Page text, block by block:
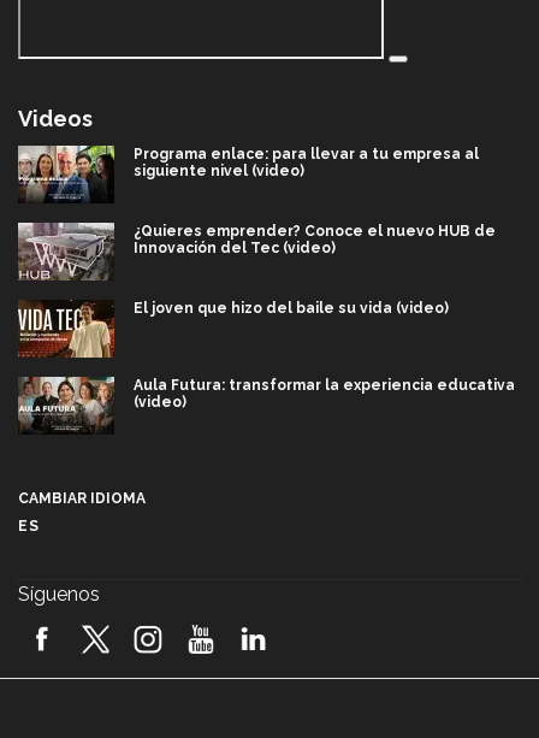
Videos
Programa enlace: para llevar a tu empresa al
siguiente nivel (video)
¿Quieres emprender? Conoce el nuevo HUB de
Innovación del Tec (video)
El joven que hizo del baile su vida (video)
Aula Futura: transformar la experiencia educativa
(video)
2026! (video)
CAMBIAR IDIOMA
ES
Síguenos